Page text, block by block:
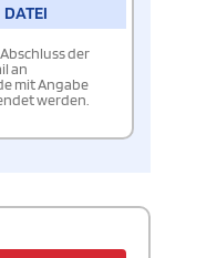
DATEI
der
an
mit Angabe
werden.